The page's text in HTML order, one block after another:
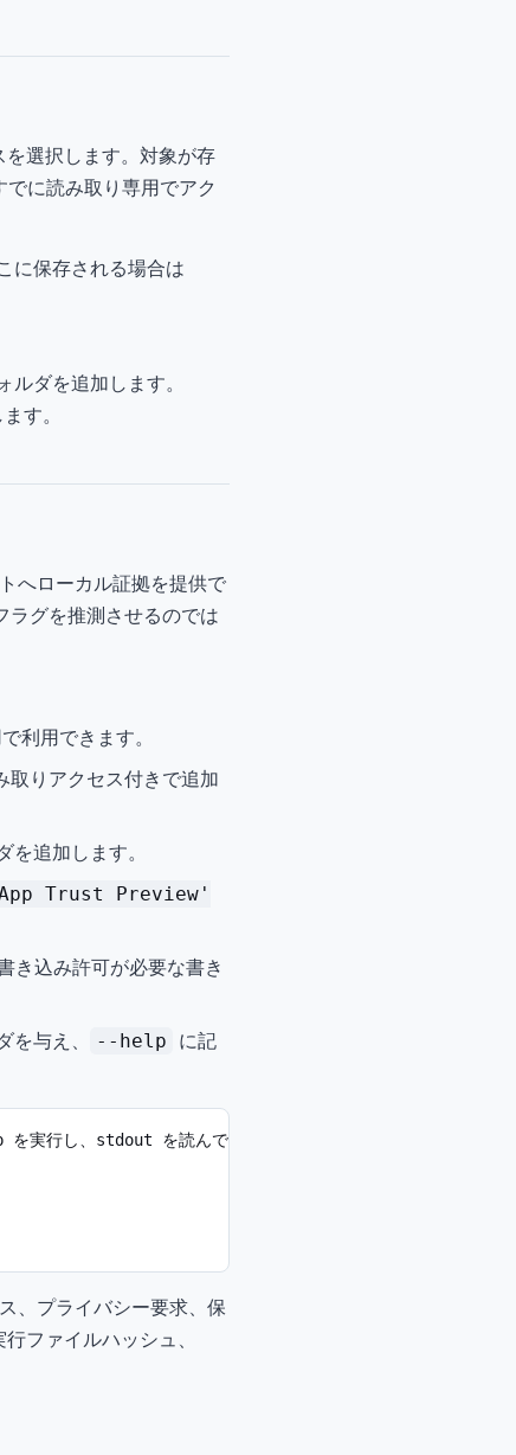
選択します。対象が存
でに読み取り専用でアク
に保存される場合は
ダを追加します。
す。
へローカル証拠を提供で
ラグを推測させるのでは
利用できます。
取りアクセス付きで追加
追加します。
Trust Preview'
き込み許可が必要な書き
与え、
--help
に記
行し、stdout を読んでください。
、プライバシー要求、保
ファイルハッシュ、